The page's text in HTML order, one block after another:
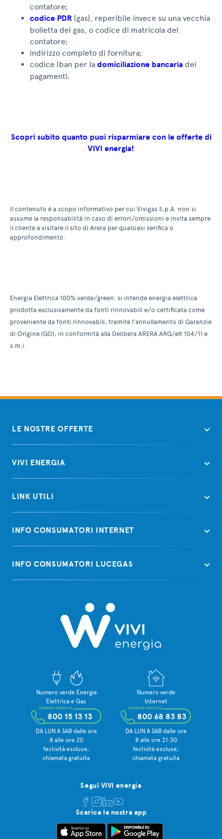
contatore;
codice PDR (gas), reperibile invece su una vecchia
bolletta del gas, o codice di matricola del
contatore;
indirizzo completo di fornitura;
codice Iban per la domiciliazione bancaria dei
pagamenti.
Scopri subito quanto puoi risparmiare con le offerte di
VIVI energia!
Il contenuto è a scopo informativo per cui Vivigas S.p.A. non si
assume la responsabilità in caso di errori/omissioni e invita sempre
il cliente a visitare il sito di Arera per qualsiasi verifica o
approfondimento.
Energia Elettrica 100% verde/green: si intende energia elettrica
prodotta esclusivamente da fonti rinnovabili e/o certificata come
proveniente da fonti rinnovabili, tramite l’annullamento di Garanzie
di Origine (GO), in conformità alla Delibera ARERA ARG/elt 104/11 e
s.m.i.
LE NOSTRE OFFERTE
VIVI ENERGIA
LINK UTILI
INFO CONSUMATORI INTERNET
INFO CONSUMATORI LUCEGAS
Numero verde Energia
Elettrica e Gas
800 15 13 13
CHIAMATA GRATUITA
DA LUN A SAB dalle ore
8 alle ore 20
festività escluse,
chiamata gratuita
Numero verde
Internet
800 68 83 83
CHIAMATA GRATUITA
DA LUN A SAB dalle ore
8 alle ore 21:30
festività escluse,
chiamata gratuita
Segui VIVI energia
Scarica la nostra app